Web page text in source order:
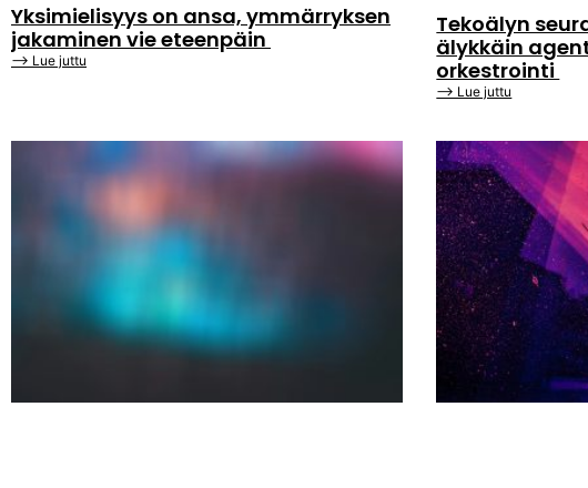
Yksimielisyys on ansa, ymmärryksen
jakaminen vie eteenpäin
⟶ Lue juttu
Tekoälyn
älykkäin
orkestrointi
⟶ Lue juttu